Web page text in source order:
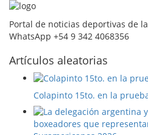
Portal de noticias deportivas de
WhatsApp +54 9 342 4068356
Artículos aleatorias
Colapinto 15to. en la